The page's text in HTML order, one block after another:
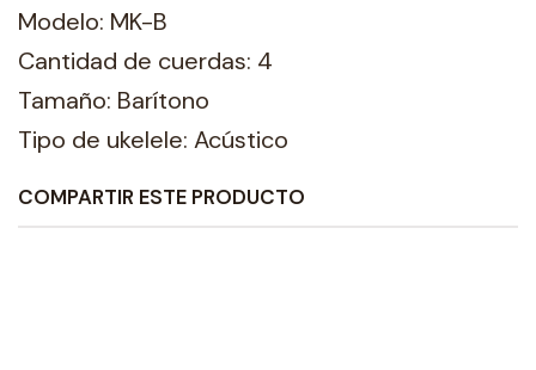
Modelo: MK-B
Cantidad de cuerdas: 4
Tamaño: Barítono
Tipo de ukelele: Acústico
COMPARTIR ESTE PRODUCTO